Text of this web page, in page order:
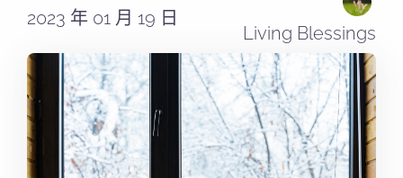
2023 年 01 月 19 日
Living Blessings